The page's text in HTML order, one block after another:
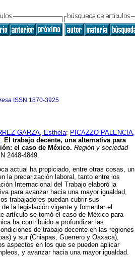
ISSN 1870-3925
GARZA, Esthela; PICAZZO PALENCIA,
. El trabajo decente, una alternativa para
el caso de México. Región y sociedad
2448-4849.
actual ha propiciado, entre otras cosas, un
la precarización laboral, tanto entre los
Internacional del Trabajo elaboró la
para avanzar hacia una mayor igualdad,
trabajadores puedan cubrir sus
la legislación vigente y fomentar el
artículo se tomó el caso de México para
ha contribuido a profundizar las
de trabajo decente en las regiones
y sur (Chiapas, Guerrero y Oaxaca),
aspectos en los que se pueden aplicar
y avanzar hacia una mayor igualdad.